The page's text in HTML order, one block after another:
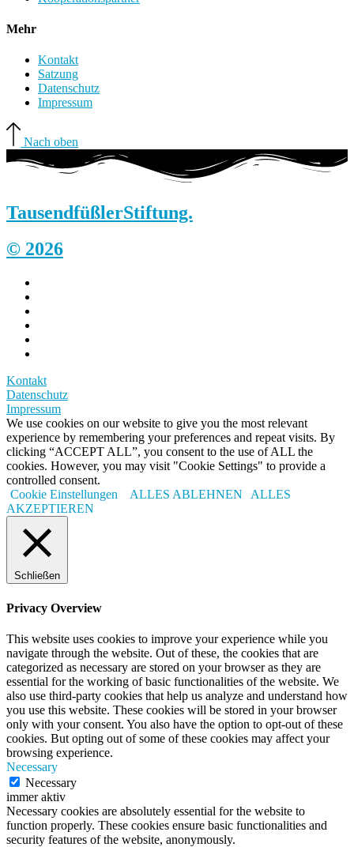
Mehr
Kontakt
Satzung
Datenschutz
Impressum
Nach oben
TausendfüßlerStiftung.
© 2026
Kontakt
Datenschutz
Impressum
We use cookies on our website to give you the most relevant
experience by remembering your preferences and repeat visits. By
clicking “ACCEPT ALL”, you consent to the use of ALL the
cookies. However, you may visit "Cookie Settings" to provide a
controlled consent.
Cookie Einstellungen
ALLES ABLEHNEN
ALLES
AKZEPTIEREN
Schließen
Privacy Overview
This website uses cookies to improve your experience while you
navigate through the website. Out of these, the cookies that are
categorized as necessary are stored on your browser as they are
essential for the working of basic functionalities of the website. We
also use third-party cookies that help us analyze and understand how
you use this website. These cookies will be stored in your browser
only with your consent. You also have the option to opt-out of these
cookies. But opting out of some of these cookies may affect your
browsing experience.
Necessary
Necessary
immer aktiv
Necessary cookies are absolutely essential for the website to
function properly. These cookies ensure basic functionalities and
security features of the website, anonymously.